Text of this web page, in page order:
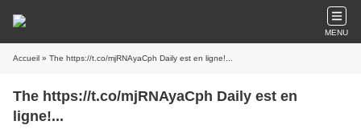
MENU
Accueil » The https://t.co/mjRNAyaCph Daily est en ligne!...
The https://t.co/mjRNAyaCph Daily est en
ligne!...